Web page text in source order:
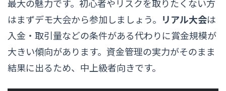
最大の魅力です。初心者やリスクを取りたくない方
はまずデモ大会から参加しましょう。 リアル大会は
入金・取引量などの条件がある代わりに賞金規模が
大きい傾向があります。資金管理の実力がそのまま
結果に出るため、中上級者向きです。